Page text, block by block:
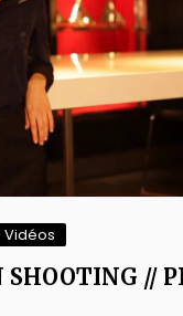
Vidéos
SHOOTING //